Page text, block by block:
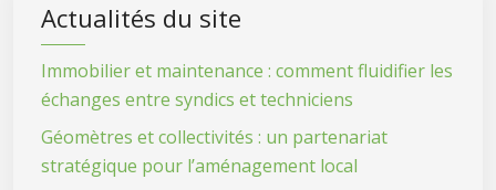
Actualités du site
Immobilier et maintenance : comment fluidifier les
échanges entre syndics et techniciens
Géomètres et collectivités : un partenariat
stratégique pour l’aménagement local